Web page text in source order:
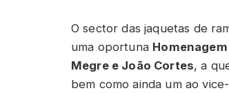
O sector das jaquetas de
uma oportuna Homenagem
Megre e João Cortes, a
bem como ainda um ao